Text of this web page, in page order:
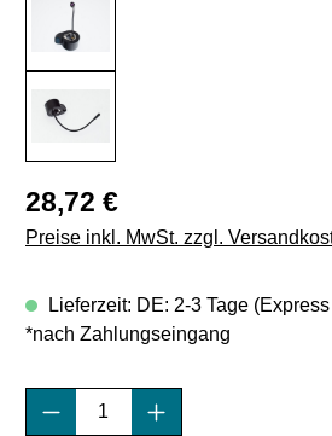
Regulärer Preis:
28,72 €
Preise inkl. MwSt. zzgl.
Lieferzeit: DE: 2-3 Tage
*nach Zahlungseingang
Produkt Anzahl: Gib den